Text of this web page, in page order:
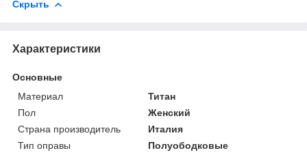
Скрыть
Характеристики
Основные
Материал
Титан
Пол
Женский
Страна производитель
Италия
Тип оправы
Полуободковые